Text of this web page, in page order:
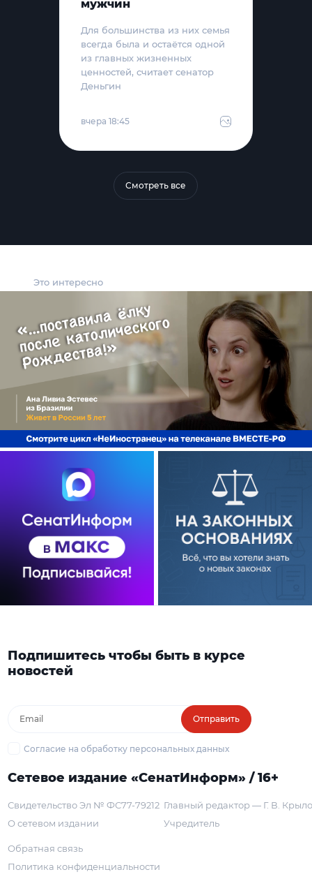
Это интересно
мужчин
Для большинства из них семья
всегда была и остаётся одной
из главных жизненных
ценностей, считает сенатор
Деньгин
вчера 18:45
Смотреть все
Подпишитесь чтобы быть в курсе
новостей
Отправить
Согласие на обработку персональных данных
Сетевое издание «СенатИнформ» / 16+
Свидетельство Эл № ФС77-79212
О сетевом издании
Главный редактор — Г. В.
Учредитель
Обратная связь
Политика конфиденциальности